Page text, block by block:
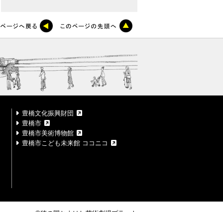
豊橋文化振興財団
豊橋市
豊橋市美術博物館
豊橋市こども未来館 ココニコ